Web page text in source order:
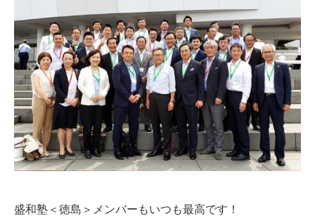
盛和塾＜徳島＞メンバーもいつも最高です！